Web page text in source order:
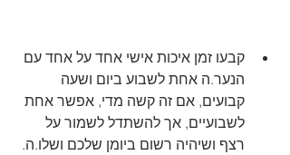
קבעו זמן איכות אישי אחד על אחד עם
הנער.ה אחת לשבוע ביום ושעה
קבועים, אם זה קשה מדי, אפשר אחת
לשבועיים, אך להשתדל לשמור על
רצף ושיהיה רשום ביומן שלכם ושלו.ה.